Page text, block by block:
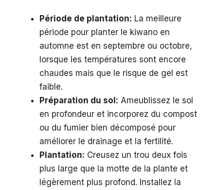
Période de plantation: La meilleure
période pour planter le kiwano en
automne est en septembre ou octobre,
lorsque les températures sont encore
chaudes mais que le risque de gel est
faible.
Préparation du sol: Ameublissez le sol
en profondeur et incorporez du compost
ou du fumier bien décomposé pour
améliorer le drainage et la fertilité.
Plantation: Creusez un trou deux fois
plus large que la motte de la plante et
légèrement plus profond. Installez la